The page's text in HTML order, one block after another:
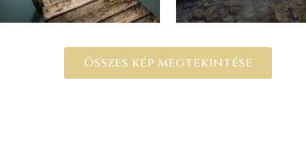
Összes kép megtekintése